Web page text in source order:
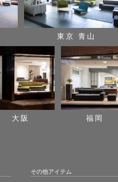
東京 青山
大阪 福岡
その他アイテム